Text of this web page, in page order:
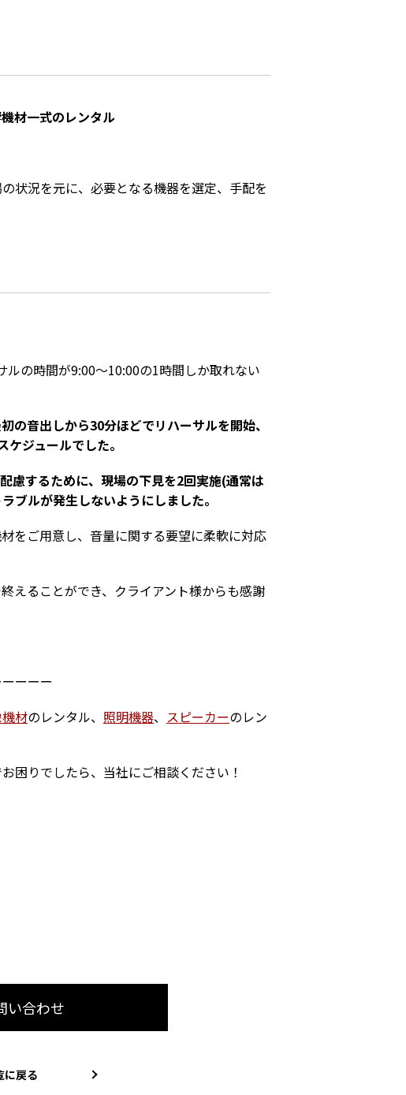
材一式のレンタル
状況を元に、必要となる機器を選定、手配を
ルの時間が9:00～10:00の1時間しか取れない
の音出しから30分ほどでリハーサルを開始、
ジュールでした。
慮するために、現場の下見を2回実施(通常は
ブルが発生しないようにしました。
をご用意し、音量に関する要望に柔軟に対応
えることができ、クライアント様からも感謝
ーーー
材のレンタル、 照明機器、 スピーカーのレン
困りでしたら、当社にご相談ください！
い合わせ
に戻る